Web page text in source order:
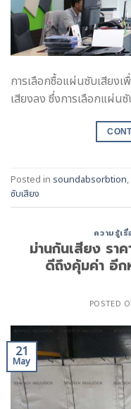
การเลือกซื้อแผ่นซับเสียง
เสียงลง ซึ่งการเลือกแผ่น
Posted in soundabsorbtion,
ซับเสียง
ความรู้เ
ม่านกันเสียง รา
ดีถึงคุ้มค่า อีก
POSTED
21
May